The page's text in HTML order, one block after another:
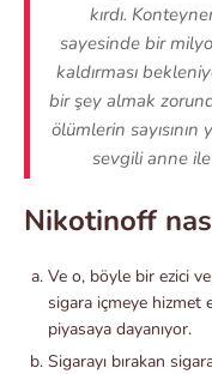
kırdı.
sayesinde bir
kaldırması
bir şey almak
ölümlerin
sevgili anne
Nikotinoff
Ve o, böyle bir ezici
sigara içmeye hizmet
piyasaya dayanıyor.
Sigarayı bırakan